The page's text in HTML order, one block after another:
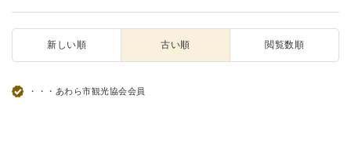
新しい順 古い順 閲覧数順
・・・あわら市観光協会会員